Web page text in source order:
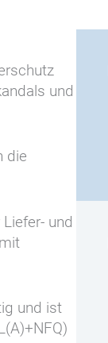
und
die
und
und ist